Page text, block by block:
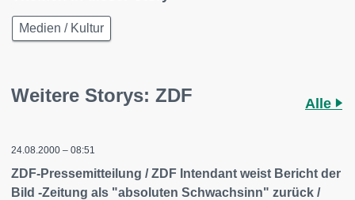
Medien / Kultur
Weitere Storys: ZDF Alle
24.08.2000 – 08:51
ZDF-Pressemitteilung / ZDF Intendant weist Bericht der
Bild -Zeitung als "absoluten Schwachsinn" zurück /